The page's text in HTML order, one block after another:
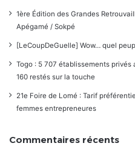
1ère Édition des Grandes
Apégamé / Sokpé
[LeCoupDeGuelle] Wow… quel
Togo : 5 707 établissements
160 restés sur la touche
21e Foire de Lomé : Tarif
femmes entrepreneures
Commentaires récents